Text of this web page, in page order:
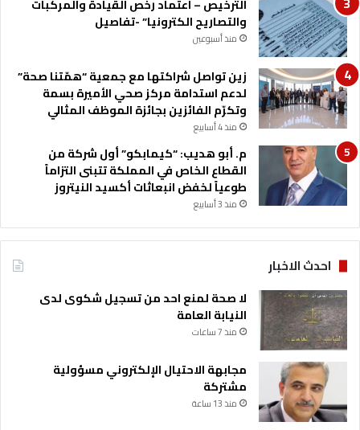
ب
ت
د
خ
ل
ع
ا
ج
ل
ر
ا
ع
ه
ل
و
ا
ء
ب
ن
ك
ن
ا
ن
ة
الترخيص – اعتماد رخص القيادة والمركبات
والتصاريح الكترونيا” -تفاصيل
منذ أسبوعين
زين تواصل شراكتها مع جمعية “همّتنا صحة”
لدعم استدامة مركز صحي الأميرة بسمة
وتكرّم الفائزين بجائزة الموظف المثالي
منذ 4 أسابيع
م. أبو هديب: “كيمابكو” أول شركة من
القطاع الخاص في المملكة تتبنى التزاماً
طوعياً لخفض انبعاثات أكسيد النيتروز
منذ 3 أسابيع
احدث الاخبار
لا صحة لمنع احد من تسجيل شكوى لدى
النيابة العامة
منذ 7 ساعات
مجابهة الاحتيال الإلكتروني مسؤولية
مشتركة
منذ 13 ساعة